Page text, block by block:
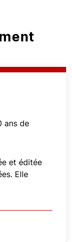
ans de
et éditée
Elle